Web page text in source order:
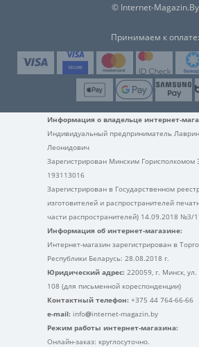
© Internet-Magazin.By
Принимаем к оплате:
Информация о владельце интернет-
Индивидуальный предприниматель
Леонидович
Зарегистрирован Минским Горисполкомом
193113016
Зарегистрирован в Государственном
изготовителей и распространителей
части распространителей) 14.09.2018 №3/
Информация об интернет-магазине:
Интернет-магазин зарегистрирован в
Республики Беларусь: 28.08.2018 г.
Юридический адрес: 220059, г. Минск,
108 (для письменной кореспонденции)
Контактный телефон: +375 44 764-66-66
e-mail: info@internet-magazin.by
Режим работы интернет-магазина:
Онлайн-заказ: круглосуточно.